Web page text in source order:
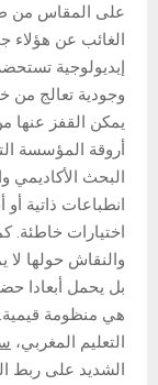
على المقاس من
الغائب عن هؤلاء
إيديولوجية
وجودية تعالج من
يمكن القفز عنها
أروقة المؤسسة
البحث الأكاديمي
انطباعات ذاتية
اختيارات خاطئة.
والنقاش حولها لا
بل يحمل أبعادا
هي منظومة
التعليم المغربي،
الشديد على ربط